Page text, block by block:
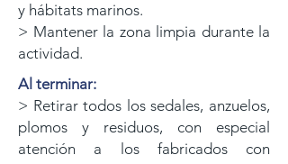
y hábitats marinos.
> Mantener la zona limpia durante la
actividad.
Al terminar:
> Retirar todos los sedales, anzuelos,
plomos y residuos, con especial
atención a los fabricados con